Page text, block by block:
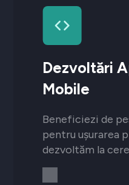
Dezvoltări
Mobile
Beneficiezi de
pentru ușurarea
dezvoltăm la